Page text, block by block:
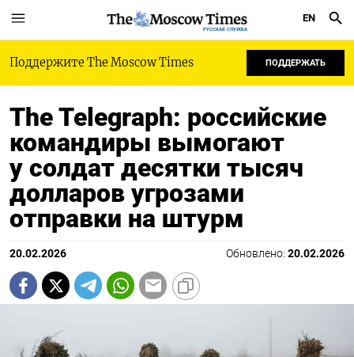
РУССКАЯ СЛУЖБА
EN
Поддержите The Moscow Times ПОДДЕРЖАТЬ
The Telegraph: российские
командиры вымогают
у солдат десятки тысяч
долларов угрозами
отправки на штурм
20.02.2026 Обновлено: 20.02.2026